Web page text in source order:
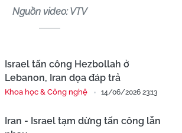
Nguồn video: VTV
Israel tấn công Hezbollah ở
Lebanon, Iran dọa đáp trả
Khoa học & Công nghệ 14/06/2026 23:13
Iran - Israel tạm dừng tấn công lẫn